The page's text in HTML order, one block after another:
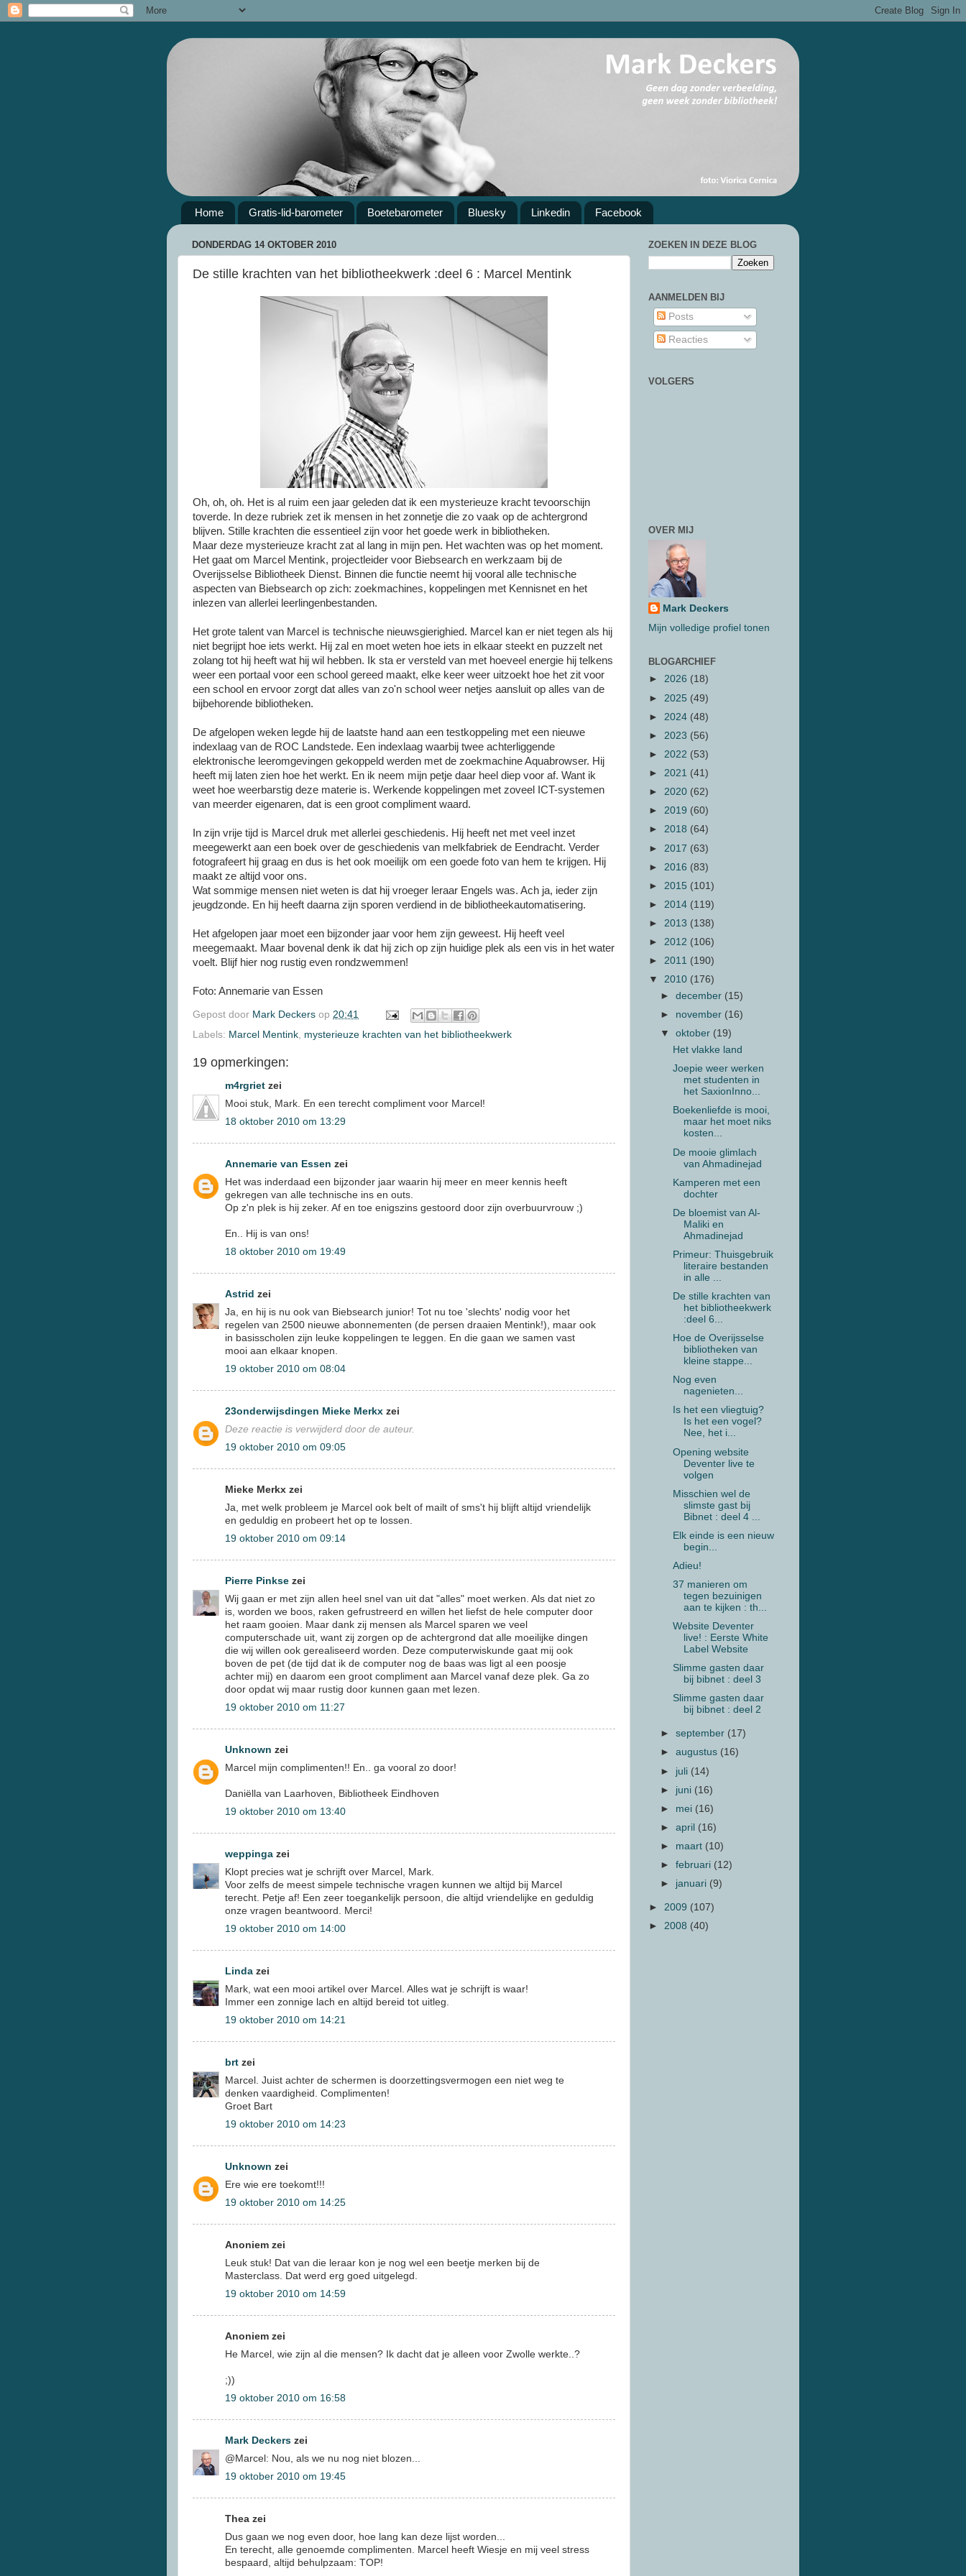
Home Gratis-lid-barometer Boetebarometer Bluesky Linkedin Facebook
DONDERDAG 14 OKTOBER 2010
De stille krachten van het bibliotheekwerk :deel 6 : Marcel Mentink
Oh, oh, oh. Het is al ruim een jaar geleden dat ik een mysterieuze kracht tevoorschijn
toverde. In deze rubriek zet ik mensen in het zonnetje die zo vaak op de achtergrond
blijven. Stille krachten die essentieel zijn voor het goede werk in bibliotheken.
Maar deze mysterieuze kracht zat al lang in mijn pen. Het wachten was op het moment.
Het gaat om Marcel Mentink, projectleider voor Biebsearch en werkzaam bij de
Overijsselse Bibliotheek Dienst. Binnen die functie neemt hij vooral alle technische
aspecten van Biebsearch op zich: zoekmachines, koppelingen met Kennisnet en het
inlezen van allerlei leerlingenbestanden.
Het grote talent van Marcel is technische nieuwsgierighied. Marcel kan er niet tegen als hij
niet begrijpt hoe iets werkt. Hij zal en moet weten hoe iets in elkaar steekt en puzzelt net
zolang tot hij heeft wat hij wil hebben. Ik sta er versteld van met hoeveel energie hij telkens
weer een portaal voor een school gereed maakt, elke keer weer uitzoekt hoe het zit voor
een school en ervoor zorgt dat alles van zo'n school weer netjes aansluit op alles van de
bijbehorende bibliotheken.
De afgelopen weken legde hij de laatste hand aan een testkoppeling met een nieuwe
indexlaag van de ROC Landstede. Een indexlaag waarbij twee achterliggende
elektronische leeromgevingen gekoppeld werden met de zoekmachine Aquabrowser. Hij
heeft mij laten zien hoe het werkt. En ik neem mijn petje daar heel diep voor af. Want ik
weet hoe weerbarstig deze materie is. Werkende koppelingen met zoveel ICT-systemen
van meerder eigenaren, dat is een groot compliment waard.
In zijn vrije tijd is Marcel druk met allerlei geschiedenis. Hij heeft net met veel inzet
meegewerkt aan een boek over de geschiedenis van melkfabriek de Eendracht. Verder
fotografeert hij graag en dus is het ook moeilijk om een goede foto van hem te krijgen. Hij
maakt ze altijd voor ons.
Wat sommige mensen niet weten is dat hij vroeger leraar Engels was. Ach ja, ieder zijn
jeugdzonde. En hij heeft daarna zijn sporen verdiend in de bibliotheekautomatisering.
Het afgelopen jaar moet een bijzonder jaar voor hem zijn geweest. Hij heeft veel
meegemaakt. Maar bovenal denk ik dat hij zich op zijn huidige plek als een vis in het water
voelt. Blijf hier nog rustig even rondzwemmen!
Foto: Annemarie van Essen
Gepost door Mark Deckers op 20:41
Labels: Marcel Mentink mysterieuze krachten van het bibliotheekwerk
19 opmerkingen:
m4rgriet zei
Mooi stuk, Mark. En een terecht compliment voor Marcel!
18 oktober 2010 om 13:29
Annemarie van Essen zei
Het was inderdaad een bijzonder jaar waarin hij meer en meer kennis heeft
gekregen van alle technische ins en outs.
Op z'n plek is hij zeker. Af en toe enigszins gestoord door zijn overbuurvrouw ;)
En.. Hij is van ons!
18 oktober 2010 om 19:49
Astrid zei
Ja, en hij is nu ook van Biebsearch junior! Tot nu toe 'slechts' nodig voor het
regelen van 2500 nieuwe abonnementen (de persen draaien Mentink!), maar ook
in basisscholen zijn leuke koppelingen te leggen. En die gaan we samen vast
mooi aan elkaar knopen.
19 oktober 2010 om 08:04
23onderwijsdingen Mieke Merkx zei
Deze reactie is verwijderd door de auteur.
19 oktober 2010 om 09:05
Mieke Merkx zei
Ja, met welk probleem je Marcel ook belt of mailt of sms't hij blijft altijd vriendelijk
en geduldig en probeert het op te lossen.
19 oktober 2010 om 09:14
Pierre Pinkse zei
Wij gaan er met zijn allen heel snel van uit dat "alles" moet werken. Als dat niet zo
is, worden we boos, raken gefrustreerd en willen het liefst de hele computer door
het raam gooien. Maar dank zij mensen als Marcel sparen we veel
computerschade uit, want zij zorgen op de achtergrond dat alle moeilijke dingen
die wij willen ook gerealiseerd worden. Deze computerwiskunde gaat mij ook
boven de pet (de tijd dat ik de computer nog de baas was ligt al een poosje
achter mij) en daarom een groot compliment aan Marcel vanaf deze plek. Ga zo
door opdat wij maar rustig door kunnen gaan met lezen.
19 oktober 2010 om 11:27
Unknown zei
Marcel mijn complimenten!! En.. ga vooral zo door!
Daniëlla van Laarhoven, Bibliotheek Eindhoven
19 oktober 2010 om 13:40
weppinga zei
Klopt precies wat je schrijft over Marcel, Mark.
Voor zelfs de meest simpele technische vragen kunnen we altijd bij Marcel
terecht. Petje af! Een zeer toegankelijk persoon, die altijd vriendelijke en geduldig
onze vragen beantwoord. Merci!
19 oktober 2010 om 14:00
Linda zei
Mark, wat een mooi artikel over Marcel. Alles wat je schrijft is waar!
Immer een zonnige lach en altijd bereid tot uitleg.
19 oktober 2010 om 14:21
brt zei
Marcel. Juist achter de schermen is doorzettingsvermogen een niet weg te
denken vaardigheid. Complimenten!
Groet Bart
19 oktober 2010 om 14:23
Unknown zei
Ere wie ere toekomt!!!
19 oktober 2010 om 14:25
Anoniem zei
Leuk stuk! Dat van die leraar kon je nog wel een beetje merken bij de
Masterclass. Dat werd erg goed uitgelegd.
19 oktober 2010 om 14:59
Anoniem zei
He Marcel, wie zijn al die mensen? Ik dacht dat je alleen voor Zwolle werkte..?
;))
19 oktober 2010 om 16:58
Mark Deckers zei
@Marcel: Nou, als we nu nog niet blozen...
19 oktober 2010 om 19:45
Thea zei
Dus gaan we nog even door, hoe lang kan deze lijst worden...
En terecht, alle genoemde complimenten. Marcel heeft Wiesje en mij veel stress
bespaard, altijd behulpzaam: TOP!
ZOEKEN IN DEZE BLOG
AANMELDEN BIJ
Posts
Reacties
VOLGERS
OVER MIJ
Mark Deckers
Mijn volledige profiel tonen
BLOGARCHIEF
► 2026 (18)
► 2025 (49)
► 2024 (48)
► 2023 (56)
► 2022 (53)
► 2021 (41)
► 2020 (62)
► 2019 (60)
► 2018 (64)
► 2017 (63)
► 2016 (83)
► 2015 (101)
► 2014 (119)
► 2013 (138)
► 2012 (106)
► 2011 (190)
▼ 2010 (176)
►december (15)
► november (16)
▼oktober (19)
Het vlakke land
Joepie weer werken
met studenten in
het SaxionInno...
Boekenliefde is mooi,
maar het moet niks
kosten...
De mooie glimlach
van Ahmadinejad
Kamperen met een
dochter
De bloemist van Al-
Maliki en
Ahmadinejad
Primeur: Thuisgebruik
literaire bestanden
in alle ...
De stille krachten van
het bibliotheekwerk
:deel 6...
Hoe de Overijsselse
bibliotheken van
kleine stappe...
Nog even
nagenieten...
Is het een vliegtuig?
Is het een vogel?
Nee, het i...
Opening website
Deventer live te
volgen
Misschien wel de
slimste gast bij
Bibnet : deel 4 ...
Elk einde is een nieuw
begin...
Adieu!
37 manieren om
tegen bezuinigen
aan te kijken : th...
Website Deventer
live! : Eerste White
Label Website
Slimme gasten daar
bij bibnet : deel 3
Slimme gasten daar
bij bibnet : deel 2
►september (17)
►augustus (16)
► juli (14)
► juni (16)
► mei (16)
►april (16)
► maart (10)
►februari (12)
► januari (9)
► 2009 (107)
► 2008 (40)